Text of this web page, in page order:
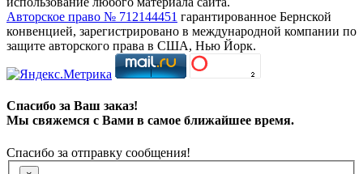
Авторское право № 712144451 гарантированное Бернской
конвенцией, зарегистрировано в международной компании по
защите авторского права в США, Нью Йорк.
Спасибо за Ваш заказ!
Мы свяжемся с Вами в самое ближайшее время.
Спасибо за отправку сообщения!